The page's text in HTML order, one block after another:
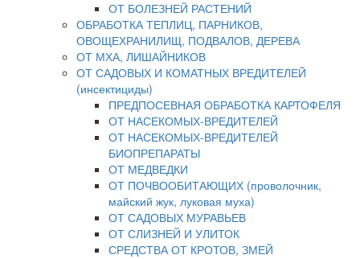
ОТ БОЛЕЗНЕЙ РАСТЕНИЙ
ОБРАБОТКА ТЕПЛИЦ, ПАРНИКОВ,
ОВОЩЕХРАНИЛИЩ, ПОДВАЛОВ, ДЕРЕВА
ОТ МХА, ЛИШАЙНИКОВ
ОТ САДОВЫХ И КОМАТНЫХ ВРЕДИТЕЛЕЙ
(инсектициды)
ПРЕДПОСЕВНАЯ ОБРАБОТКА КАРТОФЕЛЯ
ОТ НАСЕКОМЫХ-ВРЕДИТЕЛЕЙ
ОТ НАСЕКОМЫХ-ВРЕДИТЕЛЕЙ
БИОПРЕПАРАТЫ
ОТ МЕДВЕДКИ
ОТ ПОЧВООБИТАЮЩИХ (проволочник,
майский жук, луковая муха)
ОТ САДОВЫХ МУРАВЬЕВ
ОТ СЛИЗНЕЙ И УЛИТОК
СРЕДСТВА ОТ КРОТОВ, ЗМЕЙ